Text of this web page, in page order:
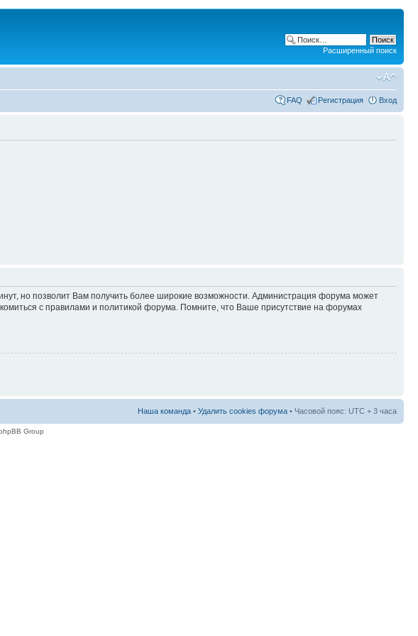
Расширенный поиск
FAQ Регистрация Вход
но позволит Вам получить более широкие возможности. Администрация форума может
с правилами и политикой форума. Помните, что Ваше присутствие на форумах
Наша команда • Удалить cookies форума • Часовой пояс: UTC + 3 часа
Group